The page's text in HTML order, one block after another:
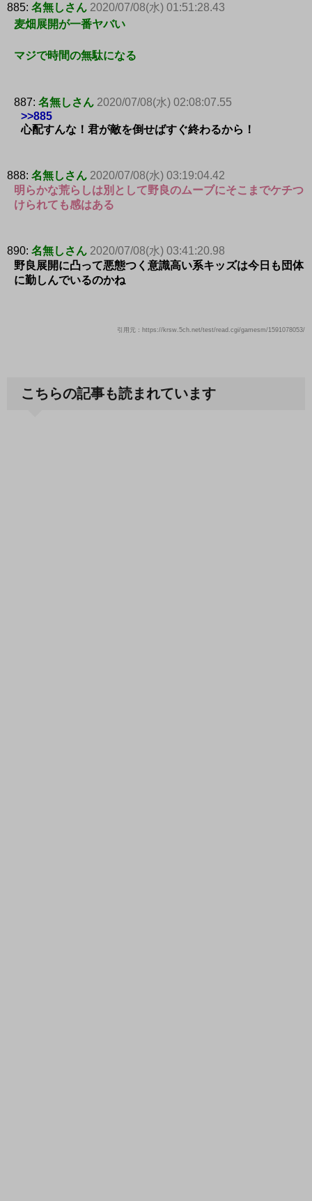
885: 名無しさん 2020/07/08(水) 01:51:28.43
麦畑展開が一番ヤバい
マジで時間の無駄になる
887: 名無しさん 2020/07/08(水) 02:08:07.55
>>885
心配すんな！君が敵を倒せばすぐ終わるから！
888: 名無しさん 2020/07/08(水) 03:19:04.42
明らかな荒らしは別として野良のムーブにそこまでケチつ
けられても感はある
890: 名無しさん 2020/07/08(水) 03:41:20.98
野良展開に凸って悪態つく意識高い系キッズは今日も団体
に勤しんでいるのかね
引用元：https://krsw.5ch.net/test/read.cgi/gamesm/1591078053/
こちらの記事も読まれています